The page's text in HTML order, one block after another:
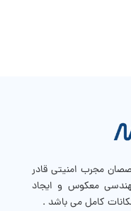
مجرب امنیتی قادر
معکوس و ایجاد
کامل می باشد .